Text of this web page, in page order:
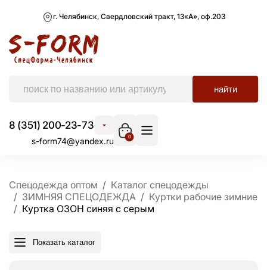
г. Челябинск, Свердловский тракт, 13«А», оф.203
найти
8 (351) 200-23-73
s-form74@yandex.ru 0
Спецодежда оптом
Каталог спецодежды
ЗИМНЯЯ СПЕЦОДЕЖДА
Куртки рабочие зимние
Куртка ОЗОН синяя с серым
Показать каталог